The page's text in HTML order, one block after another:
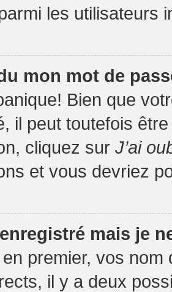
les utilisateurs
mon mot de
Bien que
il peut toutefois
cliquez sur J’ai
et vous devriez
mais je
premier, vos nom
il y a deux